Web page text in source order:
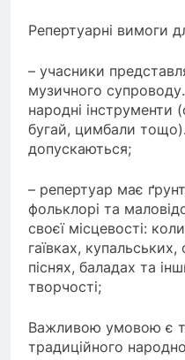
Репертуарні вимоги
– учасники
музичного
народні інструменти
бугай, цимбали
допускаються;
– репертуар має
фольклорі та
своєї місцевості:
гаївках,
піснях, баладах та
творчості;
Важливою умовою є
традиційного